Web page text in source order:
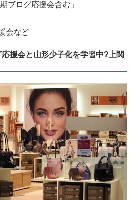
ブログ応援会含む」
会など
援会と山形少子化を学習中?上関